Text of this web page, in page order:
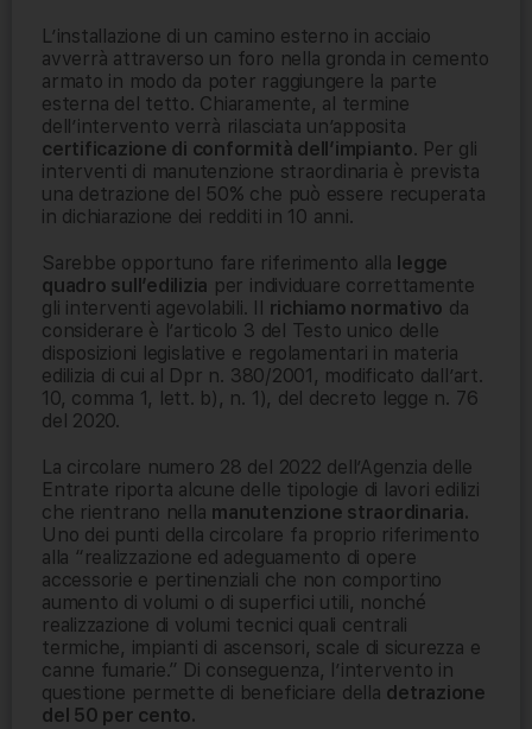
L’installazione di un camino esterno in acciaio
avverrà attraverso un foro nella gronda in cemento
armato in modo da poter raggiungere la parte
esterna del tetto. Chiaramente, al termine
dell’intervento verrà rilasciata un’apposita
certificazione di conformità dell’impianto. Per gli
interventi di manutenzione straordinaria è prevista
una detrazione del 50% che può essere recuperata
in dichiarazione dei redditi in 10 anni.
Sarebbe opportuno fare riferimento alla legge
quadro sull’edilizia per individuare correttamente
gli interventi agevolabili. Il richiamo normativo da
considerare è l’articolo 3 del Testo unico delle
disposizioni legislative e regolamentari in materia
edilizia di cui al Dpr n. 380/2001, modificato dall’art.
10, comma 1, lett. b), n. 1), del decreto legge n. 76
del 2020.
La circolare numero 28 del 2022 dell’Agenzia delle
Entrate riporta alcune delle tipologie di lavori edilizi
che rientrano nella manutenzione straordinaria.
Uno dei punti della circolare fa proprio riferimento
alla “realizzazione ed adeguamento di opere
accessorie e pertinenziali che non comportino
aumento di volumi o di superfici utili, nonché
realizzazione di volumi tecnici quali centrali
termiche, impianti di ascensori, scale di sicurezza e
canne fumarie.” Di conseguenza, l’intervento in
questione permette di beneficiare della detrazione
del 50 per cento.